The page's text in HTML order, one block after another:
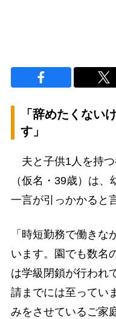
「辞めたくない
す」
夫と子供1人を持つ
（仮名・39歳）は
一言が引っかかると
「時短勤務で働きな
います。園でも数名
は学級閉鎖が行われ
請までには至ってい
みをさせているご家